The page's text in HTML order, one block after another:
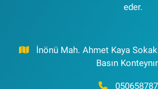
eder.
İnönü Mah. Ahmet Kaya
Basın